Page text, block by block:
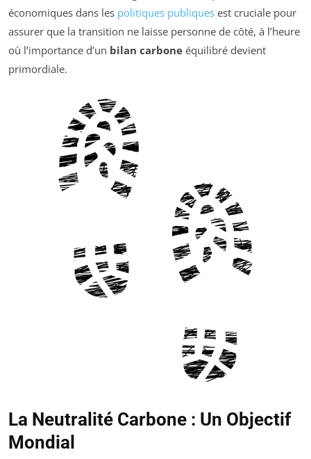
économiques dans les politiques publiques est cruciale pour
assurer que la transition ne laisse personne de côté, à l’heure
où l’importance d’un bilan carbone équilibré devient
primordiale.
La Neutralité Carbone : Un Objectif
Mondial